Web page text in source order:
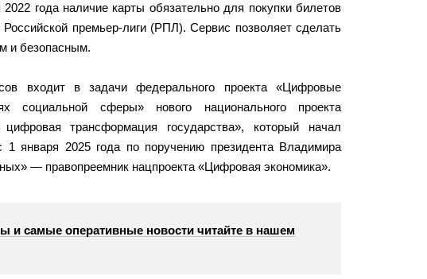
года наличие карты обязательно для покупки билетов
премьер-лиги (РПЛ). Сервис позволяет сделать
и безопасным.
входит в задачи федерального проекта «Цифровые
социальной сферы» нового национального проекта
трансформация государства», который начал
1 января 2025 года по поручению президента Владимира
— правопреемник нацпроекта «Цифровая экономика».
и самые оперативные новости читайте в нашем